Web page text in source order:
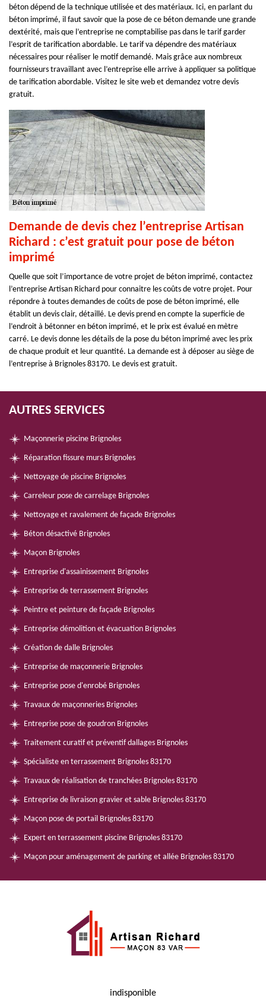
béton dépend de la technique utilisée et des matériaux. Ici, en parlant du
béton imprimé, il faut savoir que la pose de ce béton demande une grande
dextérité, mais que l’entreprise ne comptabilise pas dans le tarif garder
l’esprit de tarification abordable. Le tarif va dépendre des matériaux
nécessaires pour réaliser le motif demandé. Mais grâce aux nombreux
fournisseurs travaillant avec l’entreprise elle arrive à appliquer sa politique
de tarification abordable. Visitez le site web et demandez votre devis
gratuit.
Demande de devis chez l’entreprise Artisan
Richard : c’est gratuit pour pose de béton
imprimé
Quelle que soit l’importance de votre projet de béton imprimé, contactez
l’entreprise Artisan Richard pour connaitre les coûts de votre projet. Pour
répondre à toutes demandes de coûts de pose de béton imprimé, elle
établit un devis clair, détaillé. Le devis prend en compte la superficie de
l’endroit à bétonner en béton imprimé, et le prix est évalué en mètre
carré. Le devis donne les détails de la pose du béton imprimé avec les prix
de chaque produit et leur quantité. La demande est à déposer au siège de
l’entreprise à Brignoles 83170. Le devis est gratuit.
AUTRES SERVICES
Maçonnerie piscine Brignoles
Réparation fissure murs Brignoles
Nettoyage de piscine Brignoles
Carreleur pose de carrelage Brignoles
Nettoyage et ravalement de façade Brignoles
Béton désactivé Brignoles
Maçon Brignoles
Entreprise d'assainissement Brignoles
Entreprise de terrassement Brignoles
Peintre et peinture de façade Brignoles
Entreprise démolition et évacuation Brignoles
Création de dalle Brignoles
Entreprise de maçonnerie Brignoles
Entreprise pose d'enrobé Brignoles
Travaux de maçonneries Brignoles
Entreprise pose de goudron Brignoles
Traitement curatif et préventif dallages Brignoles
Spécialiste en terrassement Brignoles 83170
Travaux de réalisation de tranchées Brignoles 83170
Entreprise de livraison gravier et sable Brignoles 83170
Maçon pose de portail Brignoles 83170
Expert en terrassement piscine Brignoles 83170
Maçon pour aménagement de parking et allée Brignoles 83170
indisponible